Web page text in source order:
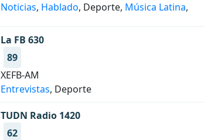
Noticias, Hablado, Deporte, Música Latina,
La FB 630
89
XEFB-AM
Entrevistas, Deporte
TUDN Radio 1420
62